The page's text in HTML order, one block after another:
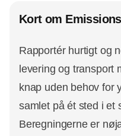
Kort om
Rapportér hurtigt og
levering og transport
knap uden behov for
samlet på ét sted i et
Beregningerne er